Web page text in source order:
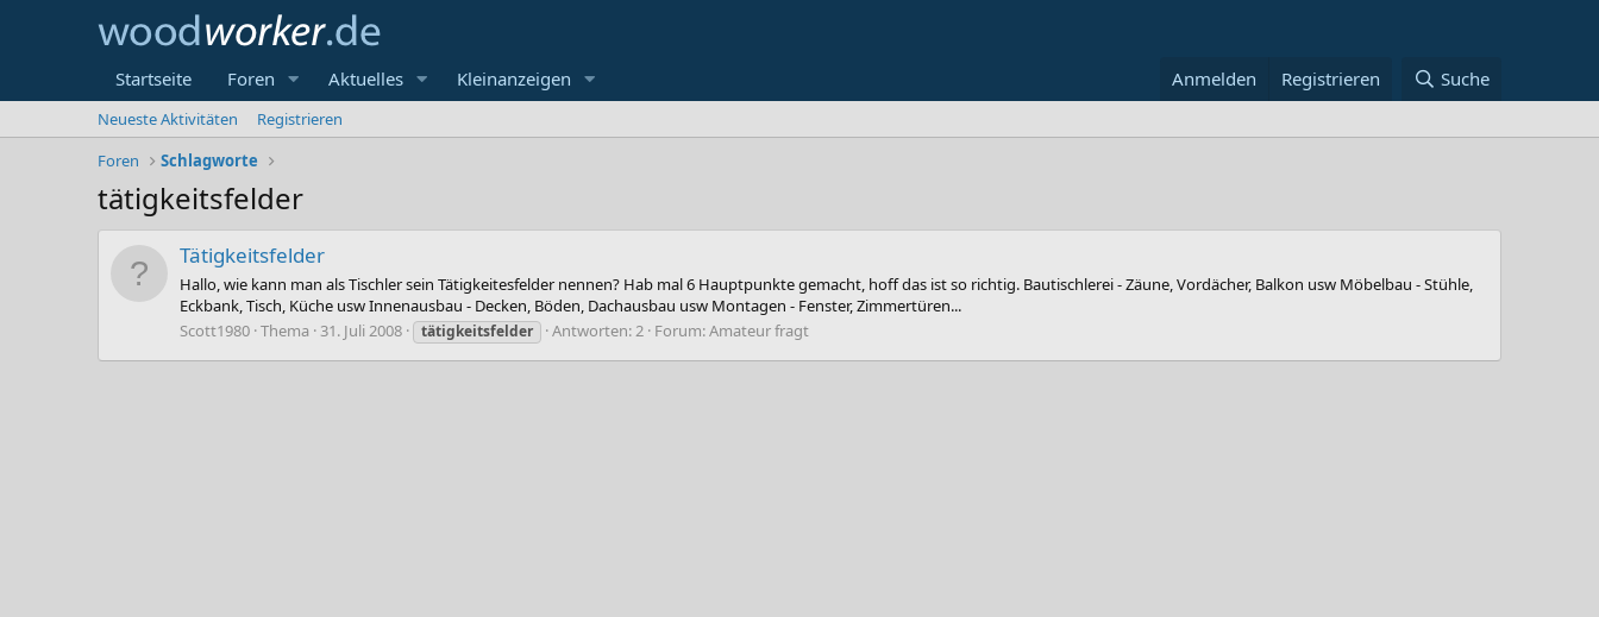
Startseite Foren Aktuelles Kleinanzeigen Anmelden Registrieren Suche
Neueste Aktivitäten
Registrieren
Foren
Schlagworte
tätigkeitsfelder
Tätigkeitsfelder
Hallo, wie kann man als Tischler sein Tätigkeitesfelder nennen? Hab mal 6 Hauptpunkte gemacht, hoff das ist so richtig. Bautischlerei - Zäune, Vordächer, Balkon usw Möbelbau - Stühle,
Eckbank, Tisch, Küche usw Innenausbau - Decken, Böden, Dachausbau usw Montagen - Fenster, Zimmertüren...
Scott1980 Thema 31. Juli 2008 tätigkeitsfelder Antworten: 2 Forum:Amateur fragt